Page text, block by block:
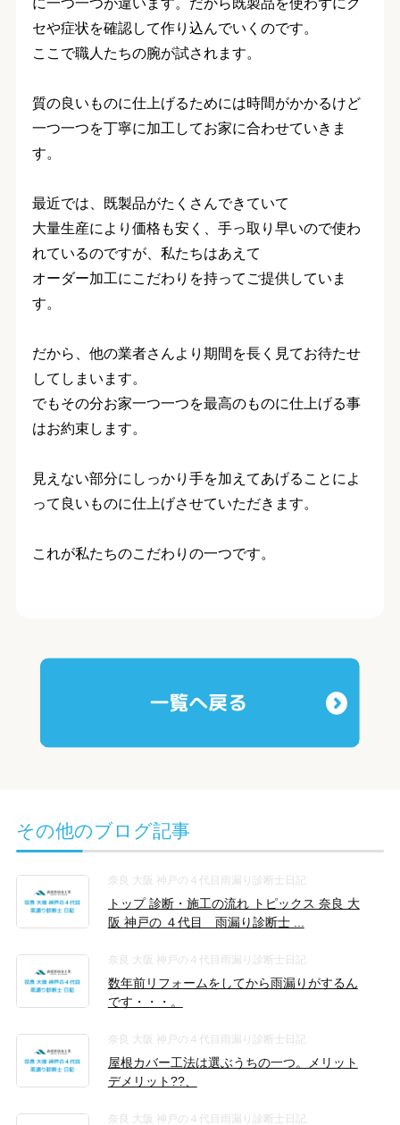
に一つ一つが違います。だから既製品を使わずにク
セや症状を確認して作り込んでいくのです。
ここで職人たちの腕が試されます。
質の良いものに仕上げるためには時間がかかるけど
一つ一つを丁寧に加工してお家に合わせていきま
す。
最近では、既製品がたくさんできていて
大量生産により価格も安く、手っ取り早いので使わ
れているのですが、私たちはあえて
オーダー加工にこだわりを持ってご提供していま
す。
だから、他の業者さんより期間を長く見てお待たせ
してしまいます。
でもその分お家一つ一つを最高のものに仕上げる事
はお約束します。
見えない部分にしっかり手を加えてあげることによ
って良いものに仕上げさせていただきます。
これが私たちのこだわりの一つです。
その他のブログ記事
奈良 大阪 神戸の４代目雨漏り診断士日記
トップ 診断・施工の流れ トピックス 奈良 大
阪 神戸の ４代目 雨漏り診断士 ...
奈良 大阪 神戸の４代目雨漏り診断士日記
数年前リフォームをしてから雨漏りがするん
です・・・。
奈良 大阪 神戸の４代目雨漏り診断士日記
屋根カバー工法は選ぶうちの一つ。メリット
デメリット??、
奈良 大阪 神戸の４代目雨漏り診断士日記